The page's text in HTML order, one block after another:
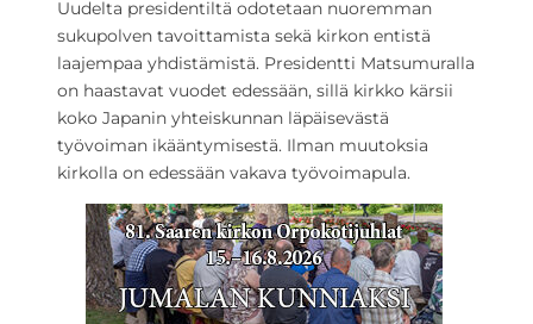
Uudelta presidentiltä odotetaan nuoremman
sukupolven tavoittamista sekä kirkon entistä
laajempaa yhdistämistä. Presidentti Matsumuralla
on haastavat vuodet edessään, sillä kirkko kärsii
koko Japanin yhteiskunnan läpäisevästä
työvoiman ikääntymisestä. Ilman muutoksia
kirkolla on edessään vakava työvoimapula.